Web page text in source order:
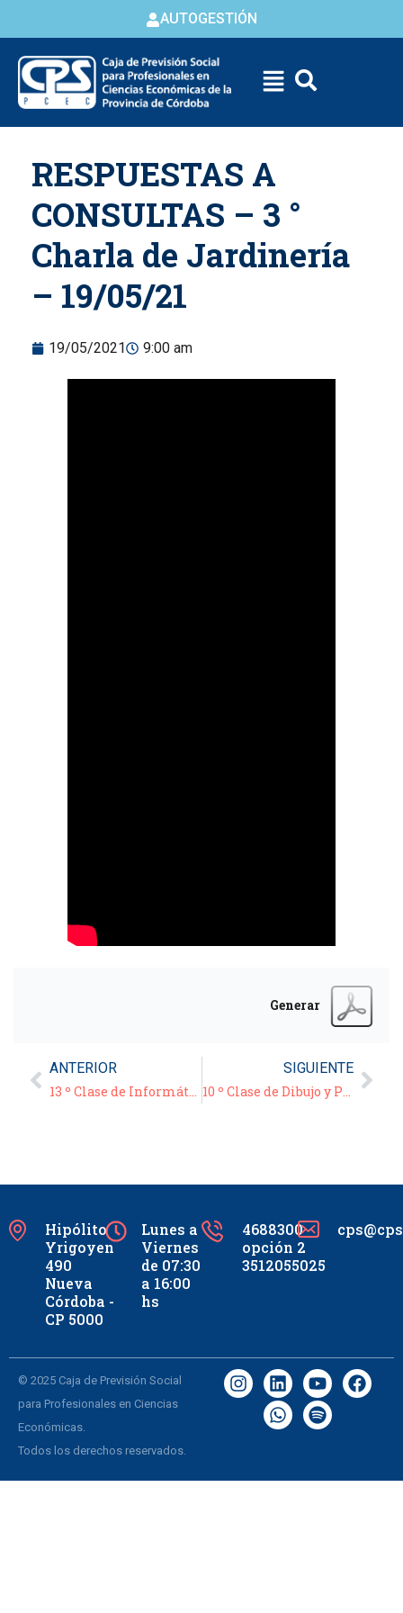
AUTOGESTIÓN
content
RESPUESTAS A
CONSULTAS – 3 °
Charla de Jardinería
– 19/05/21
19/05/2021 9:00 am
Generar
ANTERIOR
13 º Clase de Informática – Video/Tutorial: “Manejo de YouTube” – 19/05/21
SIGUIENTE
10 º Clase de Dibujo y Pintura – 19/05/21
Hipólito
Yrigoyen
490
Nueva
Córdoba -
CP 5000
Lunes a
Viernes
de 07:30
a 16:00
hs
4688300
opción 2
3512055025
© 2025 Caja de Previsión Social
para Profesionales en Ciencias
Económicas.
Todos los derechos reservados.